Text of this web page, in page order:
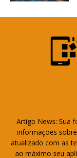
Artigo News: Sua
informações
atualizado com as
ao máximo seu